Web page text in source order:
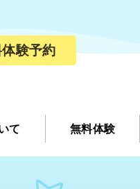
験予約
て 無料体験